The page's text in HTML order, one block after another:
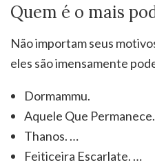
Quem é o mais
Não importam seus
eles são imensamente
Dormammu.
Aquele Que
Thanos. …
Feiticeira Escarlate. …